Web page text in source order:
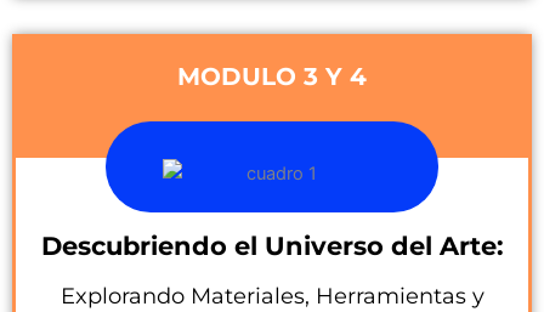
MODULO 3 Y 4
Descubriendo el Universo del Arte:
Explorando Materiales, Herramientas y